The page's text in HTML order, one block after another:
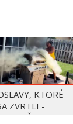
KTORÉ
ZVRTLI -
NAJLEPŠIE